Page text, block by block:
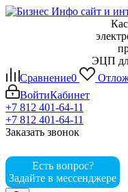
ЭЦП
Сравнение0
ВойтиКабинет
+7 812 401-64-11
+7 812 401-64-11
Заказать звонок
Есть вопрос?
Задайте в мессенджере